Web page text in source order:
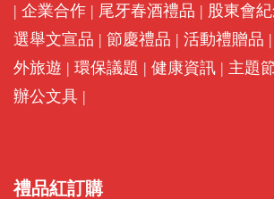
| 企業合作 | 尾牙春酒禮品 | 股東會
選舉文宣品 | 節慶禮品 | 活動禮贈品 |
外旅遊 | 環保議題 | 健康資訊 | 主題
辦公文具 |
禮品紅訂購